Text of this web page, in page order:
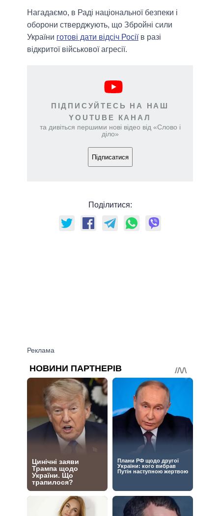
Нагадаємо, в Раді національної безпеки і
оборони стверджують, що Збройні сили
України готові дати відсіч Росіїв разі
відкритої військової агресії.
ПІДПИСУЙТЕСЬ НА НАШ
YOUTUBE КАНАЛ
та дивіться першими нові відео від «Слово і
діло»
Підписатися
Поділитися: